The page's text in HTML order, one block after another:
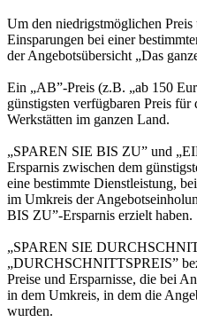
Um den niedrigstmöglichen
Einsparungen bei einer
der Angebotsübersicht „Das
Ein „AB”-Preis (z.B. „ab 150
günstigsten verfügbaren Preis
Werkstätten im ganzen Land.
„SPAREN SIE BIS ZU” und
Ersparnis zwischen dem
eine bestimmte Dienstleistung,
im Umkreis der
BIS ZU”-Ersparnis erzielt haben.
„SPAREN SIE
„DURCHSCHNITTSPREIS”
Preise und Ersparnisse, die bei
in dem Umkreis, in dem die
wurden.